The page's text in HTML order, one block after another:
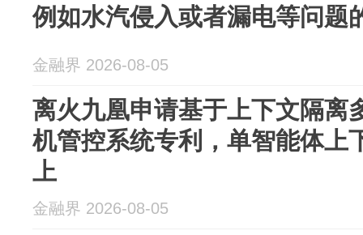
例如水汽侵入或者漏电等问题
金融界 2026-08-05
离火九凰申请基于上下文隔离
机管控系统专利，单智能体上
上
金融界 2026-08-05